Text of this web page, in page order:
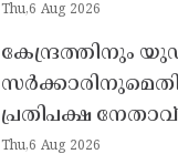
Thu,6 Aug 2026
കേന്ദ്രത്തിനും
പ്രതിപക്ഷ
Thu,6 Aug 2026